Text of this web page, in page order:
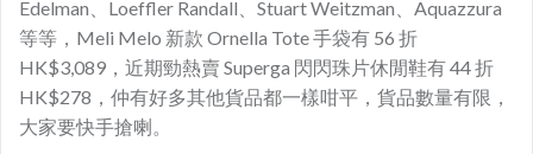
Edelman、Loeffler Randall、Stuart Weitzman、Aquazzura
等等，Meli Melo 新款 Ornella Tote 手袋有 56 折
HK$3,089，近期勁熱賣 Superga 閃閃珠片休閒鞋有 44 折
HK$278，仲有好多其他貨品都一樣咁平，貨品數量有限，
大家要快手搶喇。